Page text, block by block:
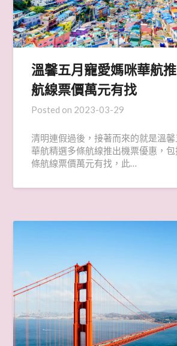
溫馨五月寵愛媽咪華航
航線票價萬元有找
Posted on 2023-03-29
清明連假過後，接著而來的就是溫馨
華航精選多條航線推出機票優惠，
條航線票價萬元有找，此…